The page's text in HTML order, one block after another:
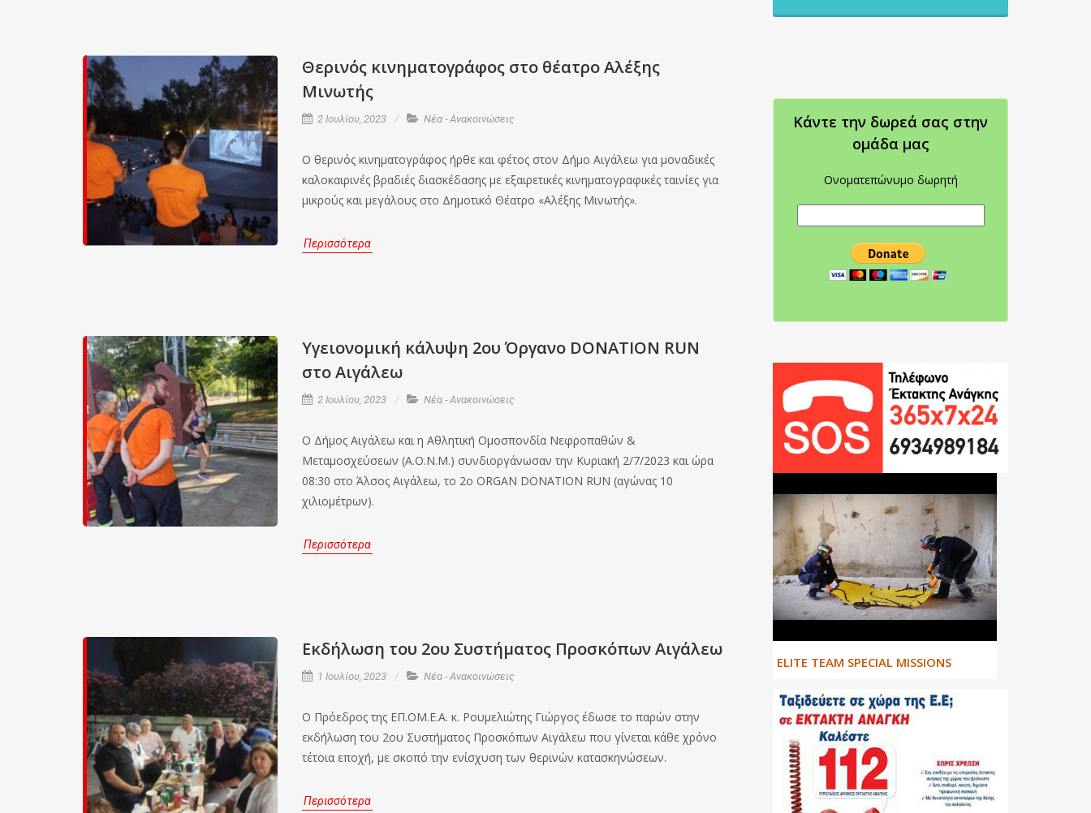
Θερινός κινηματογράφος στο θέατρο Αλέξης
Μινωτής
2 Ιουλίου, 2023 Νέα - Ανακοινώσεις
Ο θερινός κινηματογράφος ήρθε και φέτος στον Δήμο Αιγάλεω για μοναδικές
καλοκαιρινές βραδιές διασκέδασης με εξαιρετικές κινηματογραφικές ταινίες για
μικρούς και μεγάλους στο Δημοτικό Θέατρο «Αλέξης Μινωτής».
Περισσότερα
Υγειονομική κάλυψη 2oυ Όργανο DONATION RUN
στο Αιγάλεω
2 Ιουλίου, 2023 Νέα - Ανακοινώσεις
Ο Δήμος Αιγάλεω και η Αθλητική Ομοσπονδία Νεφροπαθών &
Μεταμοσχεύσεων (Α.Ο.Ν.Μ.) συνδιοργάνωσαν την Κυριακή 2/7/2023 και ώρα
08:30 στο Άλσος Αιγάλεω, το 2o ORGAN DONATION RUN (αγώνας 10
χιλιομέτρων).
Περισσότερα
Εκδήλωση του 2ου Συστήματος Προσκόπων Αιγάλεω
1 Ιουλίου, 2023 Νέα - Ανακοινώσεις
Ο Πρόεδρος της ΕΠ.ΟΜ.Ε.Α. κ. Ρουμελιώτης Γιώργος έδωσε το παρών στην
εκδήλωση του 2ου Συστήματος Προσκόπων Αιγάλεω που γίνεται κάθε χρόνο
τέτοια εποχή, με σκοπό την ενίσχυση των θερινών κατασκηνώσεων.
Περισσότερα
Κάντε την δωρεά σας στην
oμάδα μας
Ονοματεπώνυμο δωρητή
ΕLITE TEAM SPECIAL MISSIONS